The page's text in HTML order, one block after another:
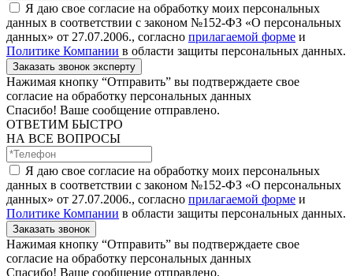
Я даю свое согласие на обработку моих персональных
данных в соответствии с законом №152-ФЗ «О персональных
данных» от 27.07.2006., согласно прилагаемой форме и
Политике Компании в области защиты персональных данных.
Заказать звонок эксперту
Нажимая кнопку “Отправить” вы подтверждаете свое
согласие на обработку персональных данных
Спасибо! Ваше сообщение отправлено.
ОТВЕТИМ БЫСТРО
НА ВСЕ ВОПРОСЫ
Я даю свое согласие на обработку моих персональных
данных в соответствии с законом №152-ФЗ «О персональных
данных» от 27.07.2006., согласно прилагаемой форме и
Политике Компании в области защиты персональных данных.
Заказать звонок
Нажимая кнопку “Отправить” вы подтверждаете свое
согласие на обработку персональных данных
Спасибо! Ваше сообщение отправлено.